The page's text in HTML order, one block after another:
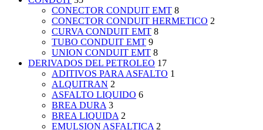
CONECTOR CONDUIT EMT 8
CONECTOR CONDUIT HERMETICO 2
CURVA CONDUIT EMT 8
TUBO CONDUIT EMT 9
UNION CONDUIT EMT 8
DERIVADOS DEL PETROLEO 17
ADITIVOS PARA ASFALTO 1
ALQUITRAN 2
ASFALTO LIQUIDO 6
BREA DURA 3
BREA LIQUIDA 2
EMULSION ASFALTICA 2